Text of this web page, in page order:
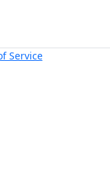
Service